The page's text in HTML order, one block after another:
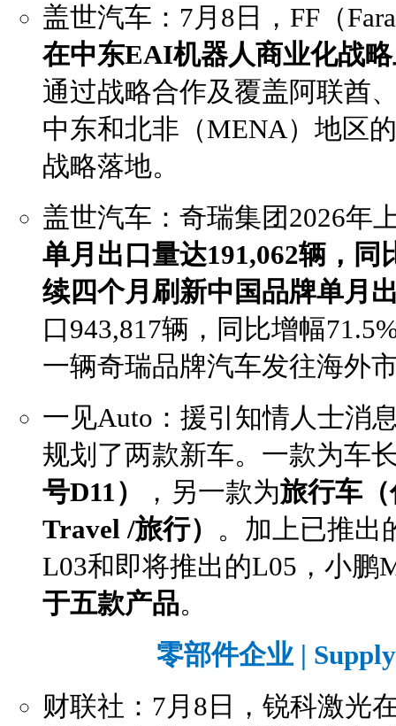
盖世汽车：7月8日，FF（
在中东EAI机器人商业化战
通过战略合作及覆盖阿联酋
中东和北非（MENA）地区
战略落地。
盖世汽车：奇瑞集团2026年
单月出口量达191,062辆，
续四个月刷新中国品牌单月
口943,817辆，同比增幅
一辆奇瑞品牌汽车发往海外
一见Auto：援引知情人士消
规划了两款新车。一款为车
号D11）
，另一款为旅行车
Travel /旅行） 。加上已推出
L03和即将推出的L05，小鹏
于五款产品。
零部件企业 |
财联社：7月8日，锐科激光